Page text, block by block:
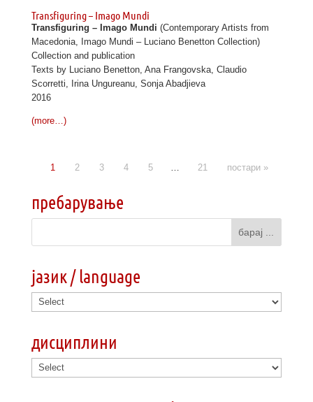
Transfiguring – Imago Mundi
Transfiguring – Imago Mundi (Contemporary Artists from
Macedonia, Imago Mundi – Luciano Benetton Collection)
Collection and publication
Texts by Luciano Benetton, Ana Frangovska, Claudio
Scorretti, Irina Ungureanu, Sonja Abadjieva
2016
(more…)
1 2 3 4 5 21 постари »
пребарување
јазик / language
дисциплини